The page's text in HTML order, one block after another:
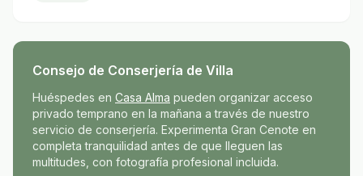
Consejo de Conserjería de Villa
Huéspedes en Casa Alma pueden organizar acceso
privado temprano en la mañana a través de nuestro
servicio de conserjería. Experimenta Gran Cenote en
completa tranquilidad antes de que lleguen las
multitudes, con fotografía profesional incluida.